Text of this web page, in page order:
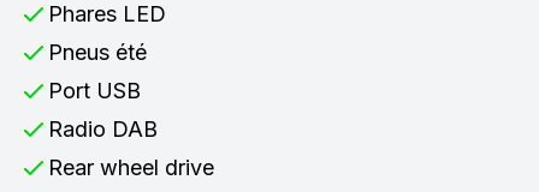
Phares LED
Pneus été
Port USB
Radio DAB
Rear wheel drive